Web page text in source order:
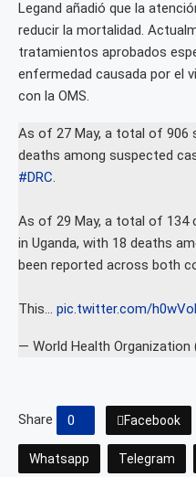
Legand añadió que la
reducir la mortalidad.
tratamientos aprobados
enfermedad causada por el
con la OMS.
As of 27 May, a total of 906
deaths among suspected
#DRC.
As of 29 May, a total of 134
in Uganda, with 18 deaths
been reported across both
This… pic.twitter.com/
— World Health Organization
Share 0 Facebook
Whatsapp Telegram